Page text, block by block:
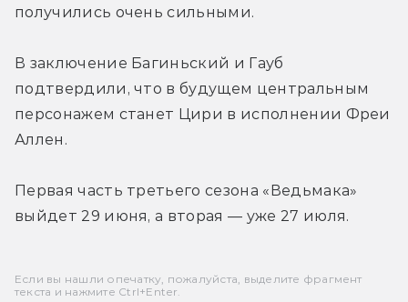
получились очень сильными.
В заключение Багиньский и Гауб
подтвердили, что в будущем центральным
персонажем станет Цири в исполнении Фреи
Аллен.
Первая часть третьего сезона «Ведьмака»
выйдет 29 июня, а вторая — уже 27 июля.
Если вы нашли опечатку, пожалуйста, выделите фрагмент
текста и нажмите Ctrl+Enter.